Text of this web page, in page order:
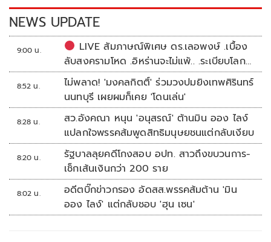
k k
NEWS UPDATE
9:00 น.
LIVE สัมภาษณ์พิเศษ ดร.เลอพงษ์ .เบื้อง
ลับสงครามโหด .อิหร่านจะไม่แพ้.. .ระเบียบโลก
ใหม่ในตะวันออกกลาง…. | อิสรภาพแห่งความ
คิด กับ..สำราญ รอดเพชร
8:52 น.
ไม่พลาด! 'มงคลกิตติ์' ร่วมวงปมยิงเทพศิรินทร์
นนทบุรี เผยผมก็เคย 'โดนเล่น'
8:28 น.
สว.อังคณา หนุน 'อนุสรณ์' ต้านมิน ออง ไลง์
แปลกใจพรรคส้มพูดสิทธิมนุษยชนแต่กลับเงียบ
8:20 น.
รัฐบาลลุยคดีโกงสอบ อปท. สาวถึงขบวนการ-
เช็กเส้นเงินกว่า 200 ราย
8:02 น.
อดีตบิ๊กข่าวกรอง อัดสส.พรรคส้มต้าน 'มิน
ออง ไลง์' แต่กลับชอบ 'ฮุน เซน'